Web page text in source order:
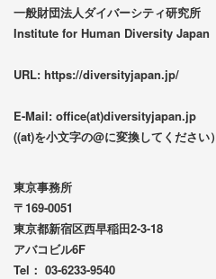
一般財団法人ダイバーシティ研究所
Institute for Human Diversity Japan
URL: https://diversityjapan.jp/
E-Mail: office(at)diversityjapan.jp
((at)を小文字の@に変換してください）
東京事務所
〒169-0051
東京都新宿区西早稲田2-3-18
アバコビル6F
Tel： 03-6233-9540